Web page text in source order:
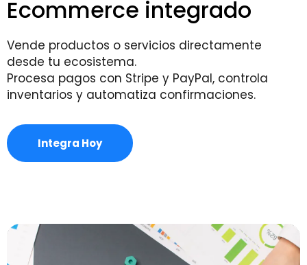
Ecommerce integrado
Vende productos o servicios directamente
desde tu ecosistema.
Procesa pagos con Stripe y PayPal, controla
inventarios y automatiza confirmaciones.
Integra Hoy